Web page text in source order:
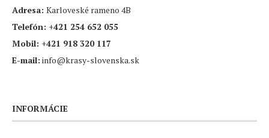
Adresa: Karloveské rameno 4B
Telefón: +421 254 652 055
Mobil: +421 918 320 117
E-mail: info@krasy-slovenska.sk
INFORMÁCIE